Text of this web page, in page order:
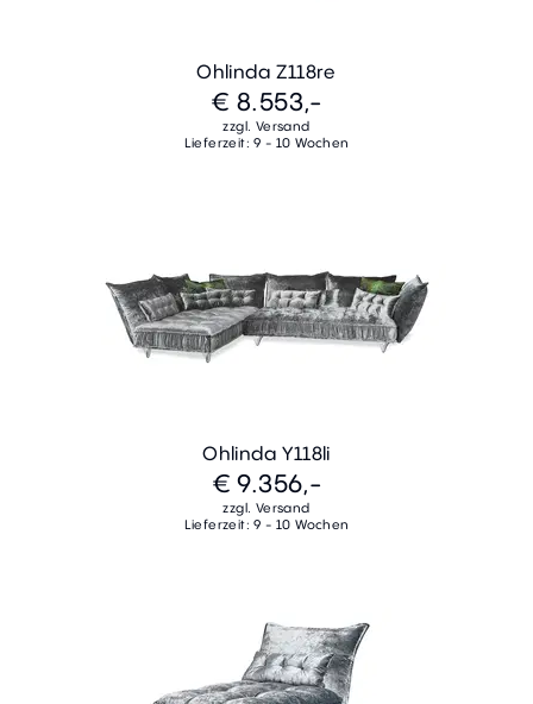
Ohlinda Z118re
€ 8.553,-
zzgl. Versand
Lieferzeit: 9 - 10 Wochen
Ohlinda Y118li
€ 9.356,-
zzgl. Versand
Lieferzeit: 9 - 10 Wochen